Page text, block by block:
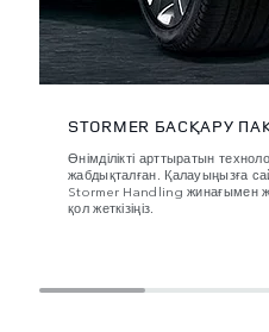
STORMER БАСҚАРУ
Өнімділікті арттыратын
жабдықталған. Қалауыңызға
Stormer Handling жинағымен
қол жеткізіңіз.